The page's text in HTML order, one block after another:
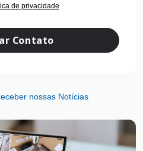
de privacidade
Contato
nossas Notícias